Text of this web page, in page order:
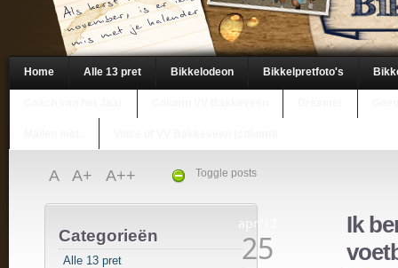
Home Alle 13 pret Bikkelodeon Bikkelpretfoto's
Toggle posts
A A+ A++
Categorieën
Alle 13 pret
apr/12
25
Ik